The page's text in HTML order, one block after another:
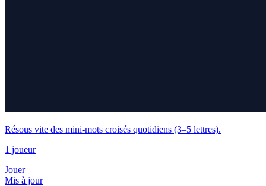
Résous vite des mini-mots croisés quotidiens (3–5 lettres).
1 joueur
Jouer
Mis à jour